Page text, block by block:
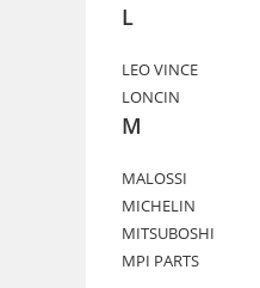
L
LEO VINCE
LONCIN
M
MALOSSI
MICHELIN
MITSUBOSHI
MPI PARTS